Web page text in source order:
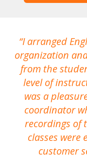
I arranged
organization
from the
level of
was a
coordinator
recordings of
classes were
customer